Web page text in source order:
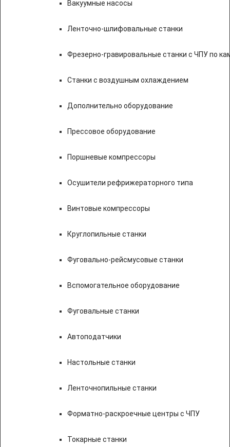
Вакуумные насосы
Ленточно-шлифовальные станки
Фрезерно-гравировальные станки с ЧПУ по
Станки с воздушным охлаждением
Дополнительно оборудование
Прессовое оборудование
Поршневые компрессоры
Осушители рефрижераторного типа
Винтовые компрессоры
Круглопильные станки
Фуговально-рейсмусовые станки
Вспомогательное оборудование
Фуговальные станки
Автоподатчики
Настольные станки
Ленточнопильные станки
Форматно-раскроечные центры с ЧПУ
Токарные станки